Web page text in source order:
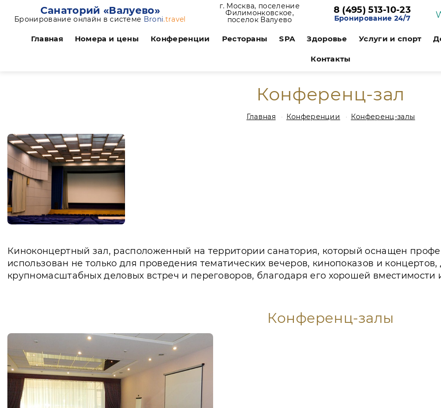
Санаторий «Валуево»
Бронирование онлайн в системе Broni.travel
г. Москва, поселение
Филимонковское,
поселок Валуево
8 (495) 513-10-23
Бронирование 24/7
Главная Номера и цены Конференции Рестораны SPA Здоровье Услуги и спорт
Контакты
Конференц-зал
Главная Конференции Конференц-залы
Киноконцертный зал, расположенный на территории санатория, который оснащен
использован не только для проведения тематических вечеров, кинопоказов и
крупномасштабных деловых встреч и переговоров, благодаря его хорошей вместимости
Конференц-залы